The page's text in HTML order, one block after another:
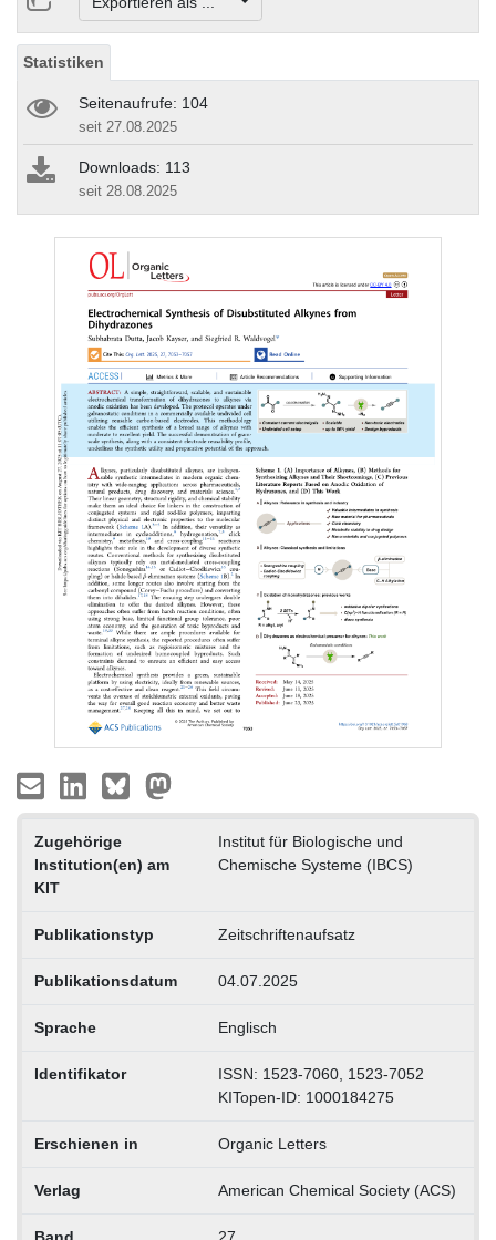
Statistiken
Seitenaufrufe: 104
seit 27.08.2025
Downloads: 113
seit 28.08.2025
Zugehörige
Institution(en) am
KIT
Institut für Biologische und
Chemische Systeme (IBCS)
Publikationstyp Zeitschriftenaufsatz
Publikationsdatum 04.07.2025
Sprache Englisch
Identifikator
ISSN: 1523-7060, 1523-7052
KITopen-ID: 1000184275
Erschienen in Organic Letters
Verlag American Chemical Society (ACS)
Band 27